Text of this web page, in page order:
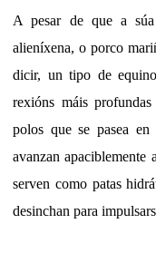
A pesar de que a
alieníxena, o porco
dicir, un tipo de
rexións máis
polos que se pasea en
avanzan apaciblemente
serven como patas
desinchan para